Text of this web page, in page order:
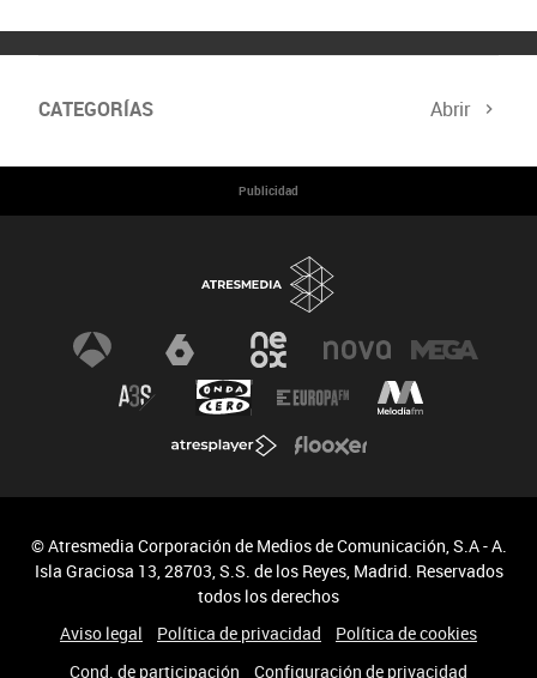
CATEGORÍAS Abrir
Publicidad
© Atresmedia Corporación de Medios de Comunicación, S.A - A.
Isla Graciosa 13, 28703, S.S. de los Reyes, Madrid. Reservados
todos los derechos
Aviso legal
Política de privacidad
Política de cookies
Cond. de participación
Configuración de privacidad